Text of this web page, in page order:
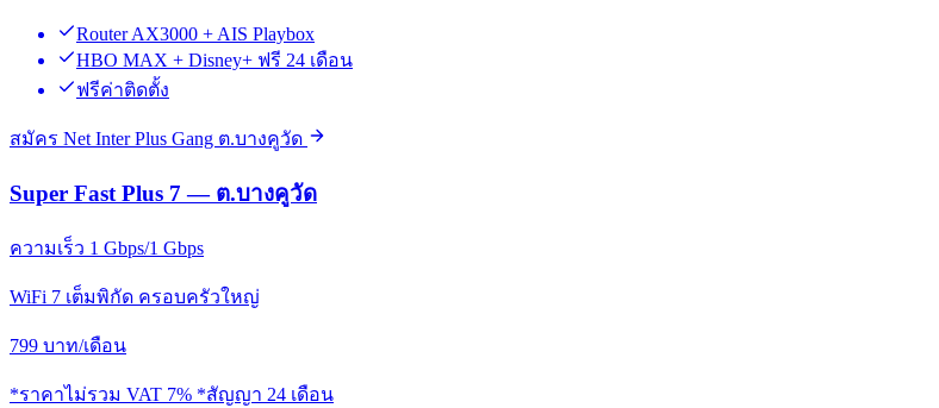
Router AX3000 + AIS Playbox
HBO MAX + Disney+ ฟรี 24 เดือน
ฟรีค่าติดตั้ง
สมัคร Net Inter Plus Gang ต.บางคูวัด
Super Fast Plus 7 — ต.บางคูวัด
ความเร็ว 1 Gbps/1 Gbps
WiFi 7 เต็มพิกัด ครอบครัวใหญ่
799 บาท/เดือน
*ราคาไม่รวม VAT 7% *สัญญา 24 เดือน